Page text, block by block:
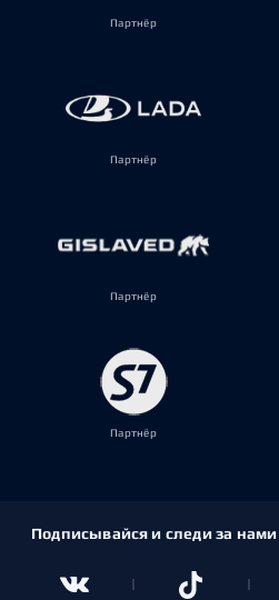
Партнёр
Партнёр
Партнёр
Партнёр
Подписывайся и следи за нами